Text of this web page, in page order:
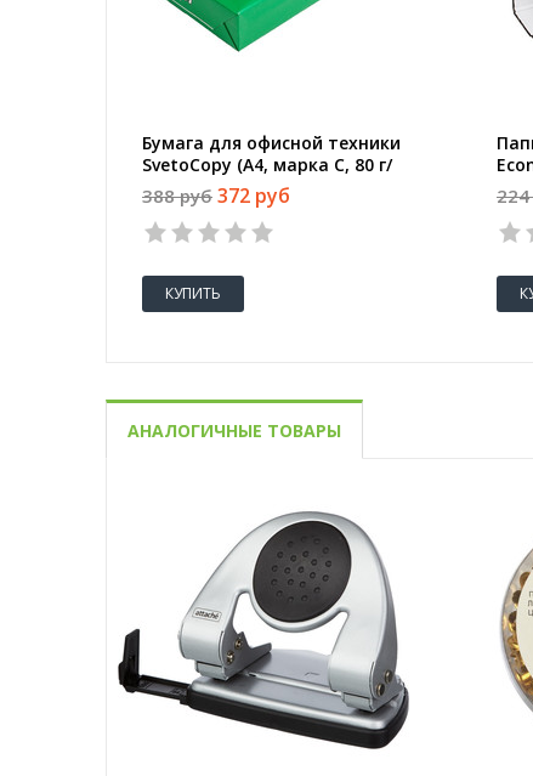
Бумага для офисной техники
SvetoCopy (A4, марка C, 80 г/
кв.м, 500 листов)
388 руб 372 руб
КУПИТЬ
АНАЛОГИЧНЫЕ ТОВАРЫ